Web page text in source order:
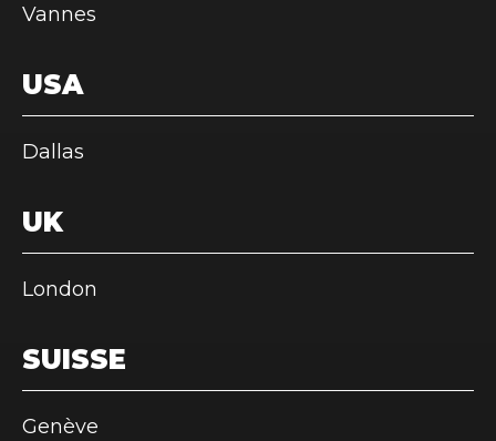
Vannes
USA
Dallas
UK
London
SUISSE
Genève